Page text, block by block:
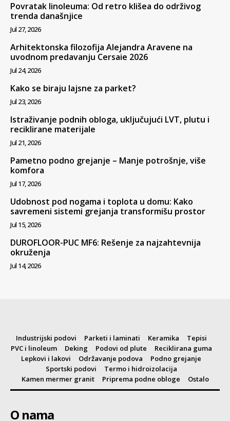
Povratak linoleuma: Od retro klišea do održivog
trenda današnjice
Jul 27, 2026
Arhitektonska filozofija Alejandra Aravene na
uvodnom predavanju Cersaie 2026
Jul 24, 2026
Kako se biraju lajsne za parket?
Jul 23, 2026
Istraživanje podnih obloga, uključujući LVT, plutu i
reciklirane materijale
Jul 21, 2026
Pametno podno grejanje – Manje potrošnje, više
komfora
Jul 17, 2026
Udobnost pod nogama i toplota u domu: Kako
savremeni sistemi grejanja transformišu prostor
Jul 15, 2026
DUROFLOOR-PUC MF6: Rešenje za najzahtevnija
okruženja
Jul 14, 2026
Industrijski podovi Parketi i laminati Keramika
Tepisi
PVC i linoleum
Deking Podovi od plute
Reciklirana guma
Lepkovi i lakovi
Održavanje podova
Podno grejanje
Sportski podovi
Termo i hidroizolacija
Kamen mermer granit
Priprema podne obloge Ostalo
O nama